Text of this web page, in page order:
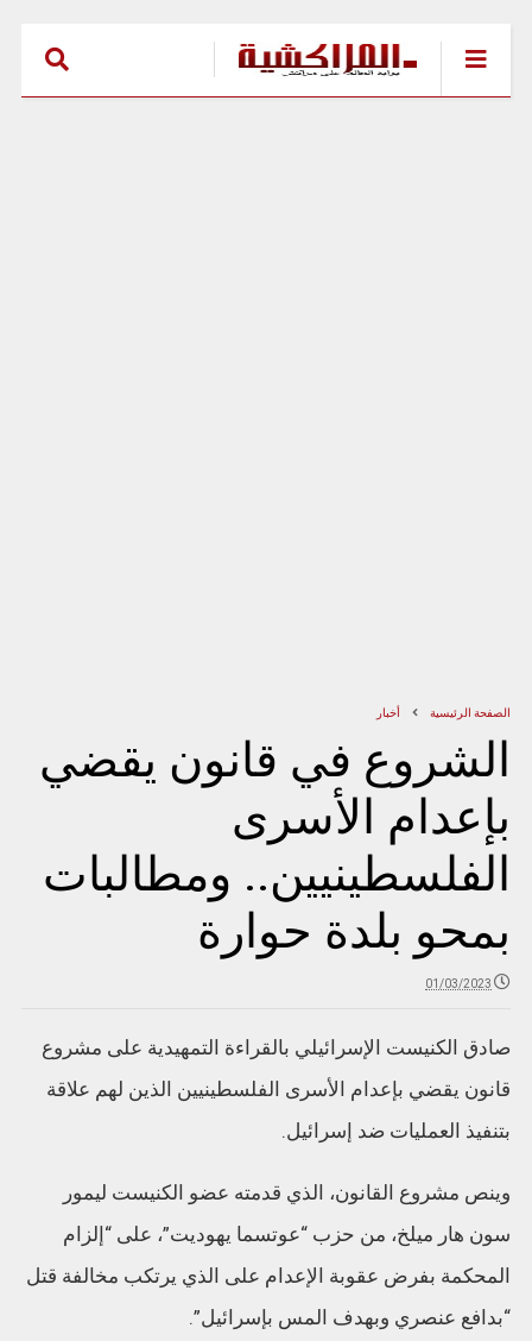
الصفحة الرئيسية أخبار
الشروع في قانون يقضي
بإعدام الأسرى
الفلسطينيين.. ومطالبات
بمحو بلدة حوارة
01/03/2023
صادق الكنيست الإسرائيلي بالقراءة التمهيدية على مشروع
قانون يقضي بإعدام الأسرى الفلسطينيين الذين لهم علاقة
بتنفيذ العمليات ضد إسرائيل.
وينص مشروع القانون، الذي قدمته عضو الكنيست ليمور
سون هار ميلخ، من حزب “عوتسما يهوديت”، على “إلزام
المحكمة بفرض عقوبة الإعدام على الذي يرتكب مخالفة قتل
“بدافع عنصري وبهدف المس بإسرائيل”.